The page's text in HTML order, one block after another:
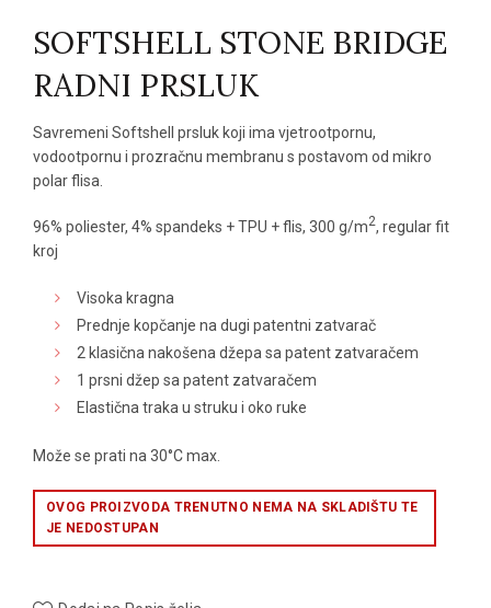
SOFTSHELL STONE BRIDGE
RADNI PRSLUK
Savremeni Softshell prsluk koji ima vjetrootpornu,
vodootpornu i prozračnu membranu s postavom od mikro
polar flisa.
96% poliester, 4% spandeks + TPU + flis, 300 g/m2, regular fit
kroj
Visoka kragna
Prednje kopčanje na dugi patentni zatvarač
2 klasična nakošena džepa sa patent zatvaračem
1 prsni džep sa patent zatvaračem
Elastična traka u struku i oko ruke
Može se prati na 30°C max.
OVOG PROIZVODA TRENUTNO NEMA NA SKLADIŠTU TE
JE NEDOSTUPAN